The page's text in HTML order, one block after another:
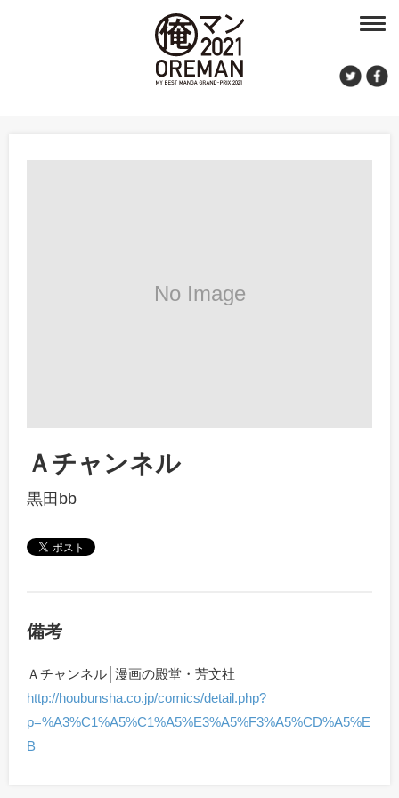
Ａチャンネル
黒田bb
備考
Ａチャンネル│漫画の殿堂・芳文社
http://houbunsha.co.jp/comics/detail.php?
p=%A3%C1%A5%C1%A5%E3%A5%F3%A5%CD%A5%E
B